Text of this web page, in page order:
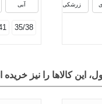
زرشکی آبی
35/38
این کالاها را نیز خریده